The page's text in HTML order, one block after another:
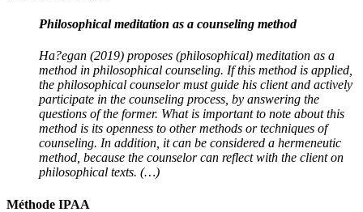
Philosophical meditation as a counseling method
Ha?egan (2019) proposes (philosophical) meditation as a
method in philosophical counseling. If this method is applied,
the philosophical counselor must guide his client and actively
participate in the counseling process, by answering the
questions of the former. What is important to note about this
method is its openness to other methods or techniques of
counseling. In addition, it can be considered a hermeneutic
method, because the counselor can reflect with the client on
philosophical texts. (…)
Méthode IPAA